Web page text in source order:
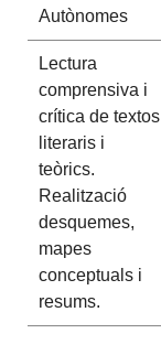
Autònomes
Lectura
comprensiva i
crítica de textos
literaris i
teòrics.
Realització
desquemes,
mapes
conceptuals i
resums.